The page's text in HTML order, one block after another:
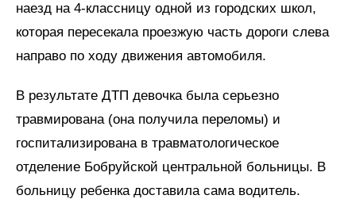
наезд на 4-классницу одной из городских школ,
которая пересекала проезжую часть дороги слева
направо по ходу движения автомобиля.
В результате ДТП девочка была серьезно
травмирована (она получила переломы) и
госпитализирована в травматологическое
отделение Бобруйской центральной больницы. В
больницу ребенка доставила сама водитель.